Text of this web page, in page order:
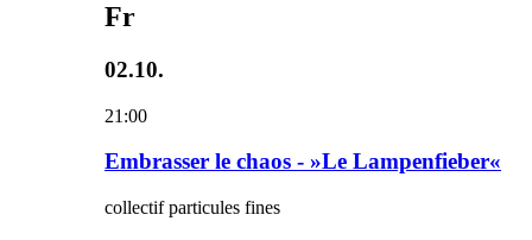
Fr
02.10.
21:00
Embrasser le chaos - »Le Lampenfieber«
collectif particules fines